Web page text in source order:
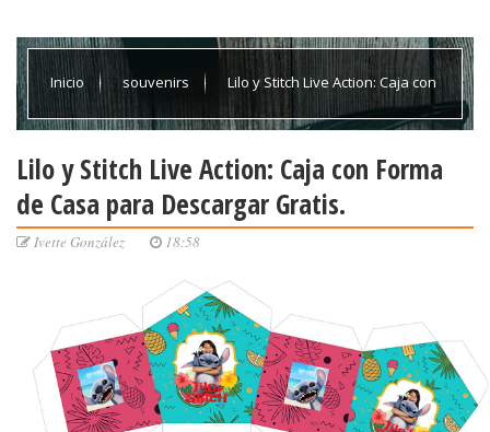
Inicio souvenirs Lilo y Stitch Live Action: Caja con
Lilo y Stitch Live Action: Caja con Forma
de Casa para Descargar Gratis.
Ivette González 18:58